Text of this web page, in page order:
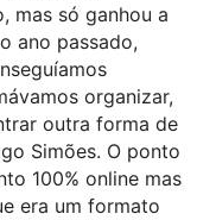
mas só ganhou a
ano passado,
organizar,
outra forma de
Simões. O ponto
100% online mas
era um formato